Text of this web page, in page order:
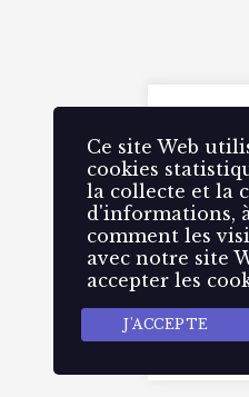
cookies.
nous
à
visiteurs
notre
Ce site Web
cookies
la collecte et la
d'informations,
comment les
avec notre site
accepter les
J'ACCEPTE